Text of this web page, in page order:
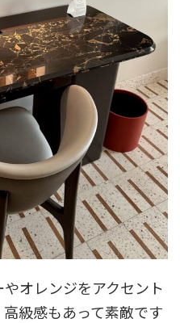
オレンジをアクセント
級感もあって素敵です